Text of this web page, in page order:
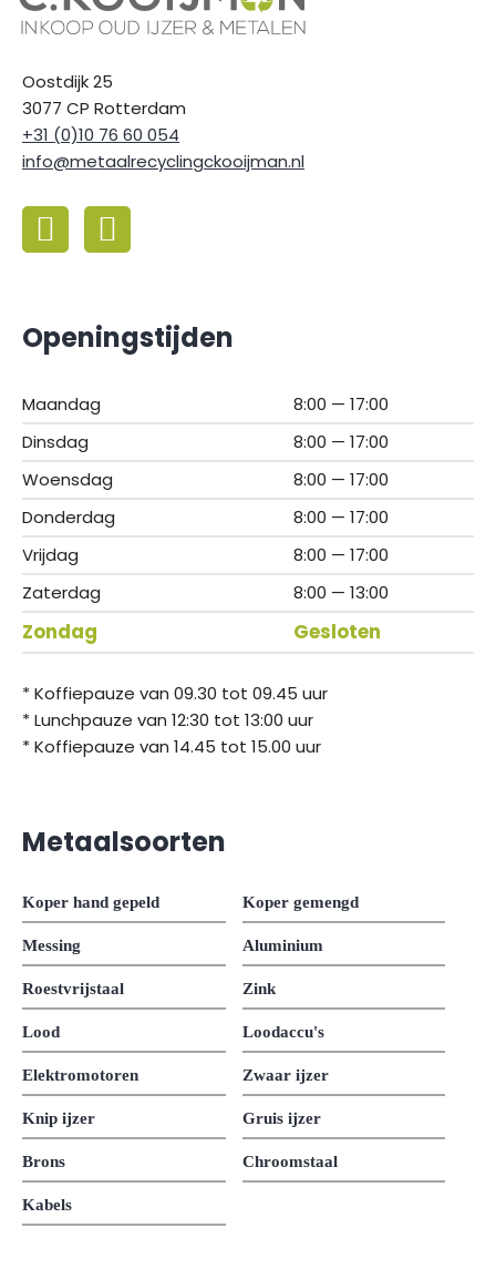
Oostdijk 25
3077 CP Rotterdam
+31 (0)10 76 60 054
info@metaalrecyclingckooijman.nl
Openingstijden
Maandag
8:00 — 17:00
Dinsdag
8:00 — 17:00
Woensdag
8:00 — 17:00
Donderdag
8:00 — 17:00
Vrijdag
8:00 — 17:00
Zaterdag
8:00 — 13:00
Zondag Gesloten
* Koffiepauze van 09.30 tot 09.45 uur
* Lunchpauze van 12:30 tot 13:00 uur
* Koffiepauze van 14.45 tot 15.00 uur
Metaalsoorten
Koper hand gepeld Koper gemengd
Messing Aluminium
Roestvrijstaal Zink
Lood Loodaccu's
Elektromotoren Zwaar ijzer
Knip ijzer Gruis ijzer
Brons Chroomstaal
Kabels